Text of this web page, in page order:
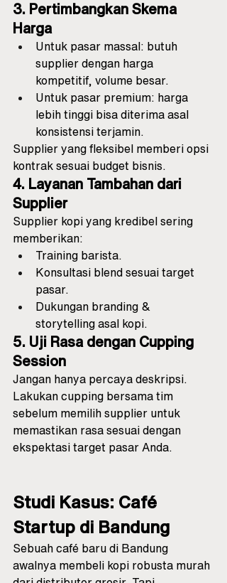
3. Pertimbangkan Skema
Harga
Untuk pasar massal: butuh
supplier dengan harga
kompetitif, volume besar.
Untuk pasar premium: harga
lebih tinggi bisa diterima asal
konsistensi terjamin.
Supplier yang fleksibel memberi opsi
kontrak sesuai budget bisnis.
4. Layanan Tambahan dari
Supplier
Supplier kopi yang kredibel sering
memberikan:
Training barista.
Konsultasi blend sesuai target
pasar.
Dukungan branding &
storytelling asal kopi.
5. Uji Rasa dengan Cupping
Session
Jangan hanya percaya deskripsi.
Lakukan cupping bersama tim
sebelum memilih supplier untuk
memastikan rasa sesuai dengan
ekspektasi target pasar Anda.
Studi Kasus: Café
Startup di Bandung
Sebuah café baru di Bandung
awalnya membeli kopi robusta murah